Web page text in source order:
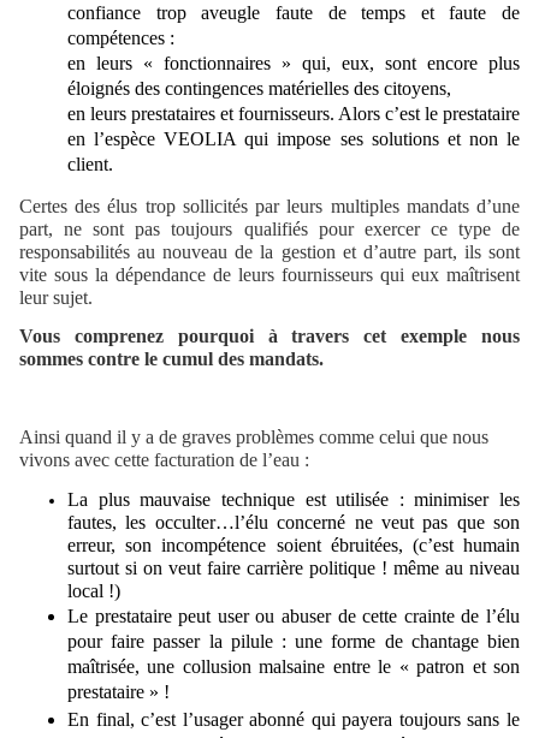
confiance trop aveugle faute de temps et faute de
compétences :
en leurs « fonctionnaires » qui, eux, sont encore plus
éloignés des contingences matérielles des citoyens,
en leurs prestataires et fournisseurs. Alors c’est le prestataire
en l’espèce VEOLIA qui impose ses solutions et non le
client.
Certes des élus trop sollicités par leurs multiples mandats d’une
part, ne sont pas toujours qualifiés pour exercer ce type de
responsabilités au nouveau de la gestion et d’autre part, ils sont
vite sous la dépendance de leurs fournisseurs qui eux maîtrisent
leur sujet.
Vous comprenez pourquoi à travers cet exemple nous
sommes contre le cumul des mandats.
Ainsi quand il y a de graves problèmes comme celui que nous
vivons avec cette facturation de l’eau :
La plus mauvaise technique est utilisée : minimiser les
fautes, les occulter…l’élu concerné ne veut pas que son
erreur, son incompétence soient ébruitées, (c’est humain
surtout si on veut faire carrière politique ! même au niveau
local !)
Le prestataire peut user ou abuser de cette crainte de l’élu
pour faire passer la pilule : une forme de chantage bien
maîtrisée, une collusion malsaine entre le « patron et son
prestataire » !
En final, c’est l’usager abonné qui payera toujours sans le